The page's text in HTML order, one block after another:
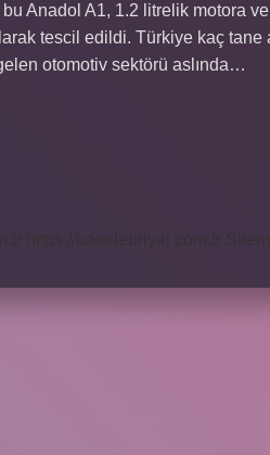
Anadol A1, 1.2 litrelik motora
tescil edildi. Türkiye kaç tane
otomotiv sektörü aslında…